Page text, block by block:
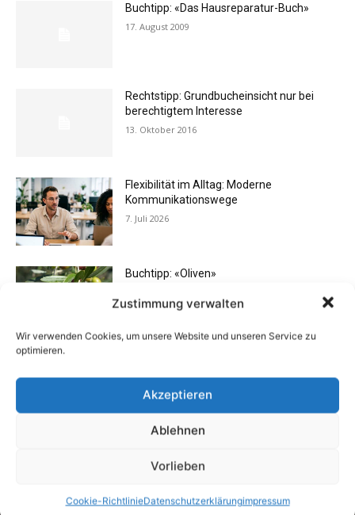
Zustimmung verwalten
Wir verwenden Cookies, um unsere Website und unseren Service zu
optimieren.
Akzeptieren
Ablehnen
Vorlieben
Cookie-RichtlinieDatenschutzerklärungimpressum
Buchtipp: «Das Hausreparatur-Buch»
17. August 2009
Rechtstipp: Grundbucheinsicht nur bei
berechtigtem Interesse
13. Oktober 2016
Flexibilität im Alltag: Moderne
Kommunikationswege
7. Juli 2026
Buchtipp: «Oliven»
Einrichtung zurücklassen
24. April 2019